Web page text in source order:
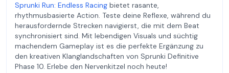
Sprunki Run: Endless Racing bietet rasante,
rhythmusbasierte Action. Teste deine Reflexe, während du
herausfordernde Strecken navigierst, die mit dem Beat
synchronisiert sind. Mit lebendigen Visuals und süchtig
machendem Gameplay ist es die perfekte Ergänzung zu
den kreativen Klanglandschaften von Sprunki Definitive
Phase 10. Erlebe den Nervenkitzel noch heute!